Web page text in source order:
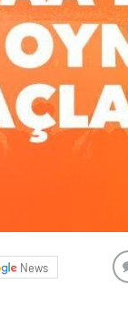
News